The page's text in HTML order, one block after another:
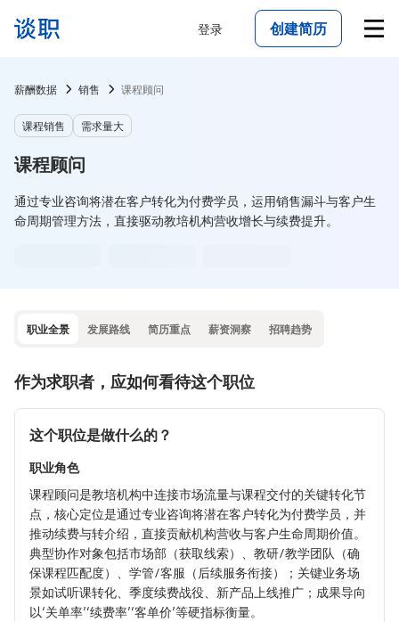
登录 创建简历
薪酬数据 销售 课程顾问
课程销售 需求量大
课程顾问
通过专业咨询将潜在客户转化为付费学员，运用销售漏斗与客户生
命周期管理方法，直接驱动教培机构营收增长与续费提升。
职业全景 发展路线 简历重点 薪资洞察 招聘趋势
作为求职者，应如何看待这个职位
这个职位是做什么的？
职业角色
课程顾问是教培机构中连接市场流量与课程交付的关键转化节
点，核心定位是通过专业咨询将潜在客户转化为付费学员，并
推动续费与转介绍，直接贡献机构营收与客户生命周期价值。
典型协作对象包括市场部（获取线索）、教研/教学团队（确
保课程匹配度）、学管/客服（后续服务衔接）；关键业务场
景如试听课转化、季度续费战役、新产品上线推广；成果导向
以‘关单率’‘续费率’‘客单价’等硬指标衡量。